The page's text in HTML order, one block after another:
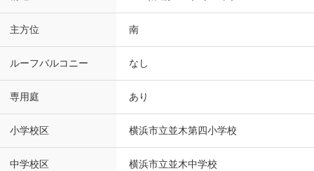
主方位 南
ルーフバルコニー なし
専用庭 あり
小学校区 横浜市立並木第四小学校
中学校区 横浜市立並木中学校